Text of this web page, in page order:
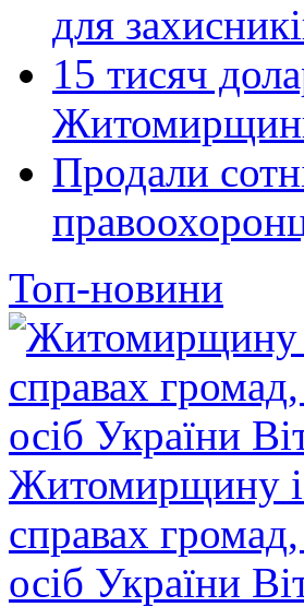
для
15 тисяч
Житомирщини
Продали
Топ-новини
Житомирщину
справах
осіб України